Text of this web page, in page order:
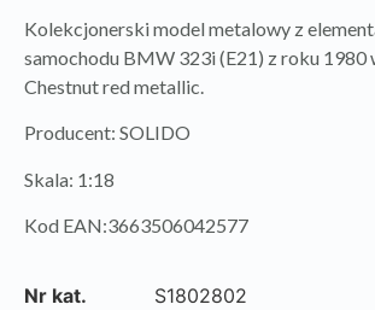
Kolekcjonerski model metalowy z
samochodu BMW 323i (E21) z roku 1980
Chestnut red metallic.
Producent: SOLIDO
Skala: 1:18
Kod EAN:3663506042577
Nr kat.
S1802802